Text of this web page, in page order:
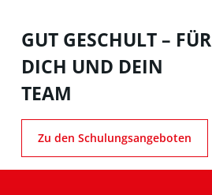
GUT GESCHULT – FÜR
DICH UND DEIN
TEAM
Zu den Schulungsangeboten